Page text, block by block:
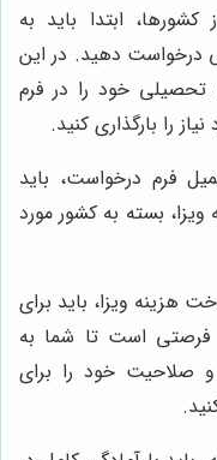
کشورها، ابتدا باید به
درخواست دهید. در این
خود را در فرم
را بارگذاری کنید.
فرم درخواست، باید
ویزا، بسته به کشور مورد
هزینه ویزا، باید برای
فرصتی است تا شما به
صلاحیت خود را برای